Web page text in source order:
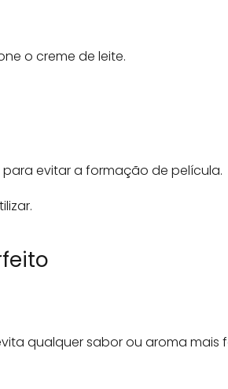
o creme de leite.
evitar a formação de película.
qualquer sabor ou aroma mais